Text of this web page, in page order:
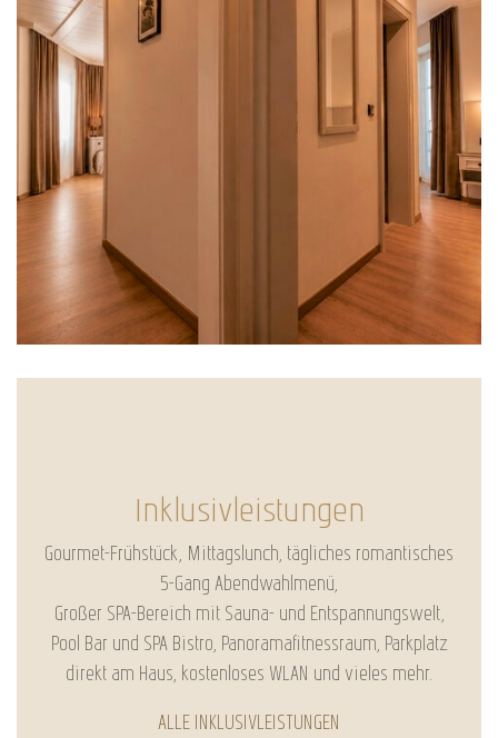
Inklusivleistungen
Gourmet-Frühstück, Mittagslunch, tägliches romantisches
5-Gang Abendwahlmenü,
Großer SPA-Bereich mit Sauna- und Entspannungswelt,
Pool Bar und SPA Bistro, Panoramafitnessraum, Parkplatz
direkt am Haus, kostenloses WLAN und vieles mehr.
ALLE INKLUSIVLEISTUNGEN